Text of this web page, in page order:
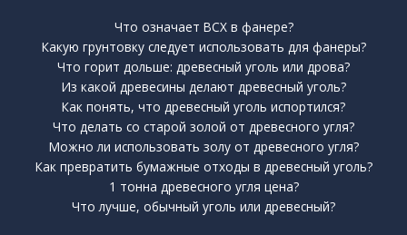
Что означает BCX в фанере?
Какую грунтовку следует использовать для фанеры?
Что горит дольше: древесный уголь или дрова?
Из какой древесины делают древесный уголь?
Как понять, что древесный уголь испортился?
Что делать со старой золой от древесного угля?
Можно ли использовать золу от древесного угля?
Как превратить бумажные отходы в древесный уголь?
1 тонна древесного угля цена?
Что лучше, обычный уголь или древесный?